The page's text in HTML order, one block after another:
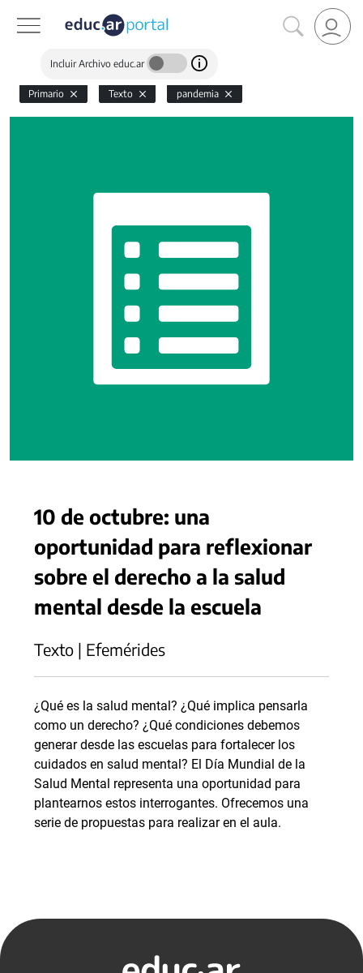
Incluir Archivo educ.ar
Primario Texto pandemia
10 de octubre: una
oportunidad para reflexionar
sobre el derecho a la salud
mental desde la escuela
Texto | Efemérides
¿Qué es la salud mental? ¿Qué implica pensarla
como un derecho? ¿Qué condiciones debemos
generar desde las escuelas para fortalecer los
cuidados en salud mental? El Día Mundial de la
Salud Mental representa una oportunidad para
plantearnos estos interrogantes. Ofrecemos una
serie de propuestas para realizar en el aula.